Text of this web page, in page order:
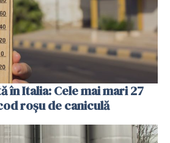
în Italia: Cele mai mari 27
roșu de caniculă